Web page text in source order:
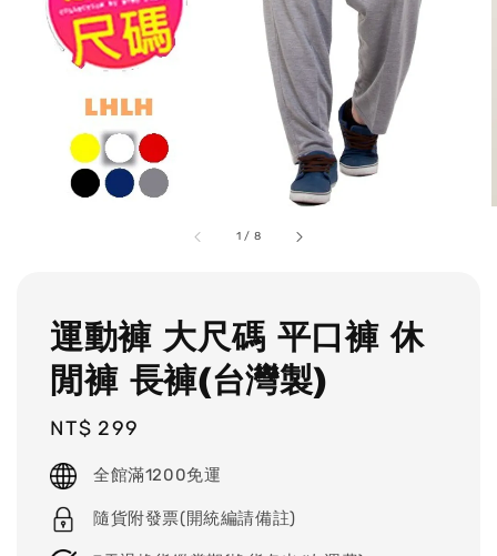
1 / 8
運動褲 大尺碼 平口褲 休
閒褲 長褲(台灣製)
Regular
price
NT$ 299
全館滿1200免運
隨貨附發票(開統編請備註)